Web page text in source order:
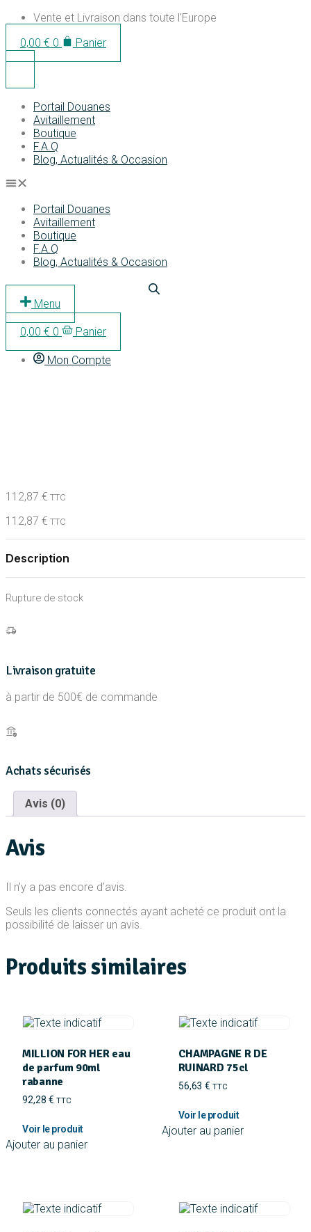
Aller
contenu
Vente et Livraison dans toute l'Europe
0,00 € 0 Panier
Portail Douanes
Avitaillement
Boutique
F.A.Q
Blog, Actualités & Occasion
Portail Douanes
Avitaillement
Boutique
F.A.Q
Blog, Actualités & Occasion
Menu
0,00 € 0 Panier
Mon Compte
112,87 € TTC
112,87 € TTC
Description
Rupture de stock
Livraison gratuite
à partir de 500€ de commande
Achats sécurisés
Avis (0)
Avis
Il n’y a pas encore d’avis.
Seuls les clients connectés ayant acheté ce produit ont la
possibilité de laisser un avis.
Produits similaires
MILLION FOR HER eau
de parfum 90ml
rabanne
92,28 € TTC
Ajouter au panier
CHAMPAGNE R DE
RUINARD 75cl
56,63 € TTC
Ajouter au panier